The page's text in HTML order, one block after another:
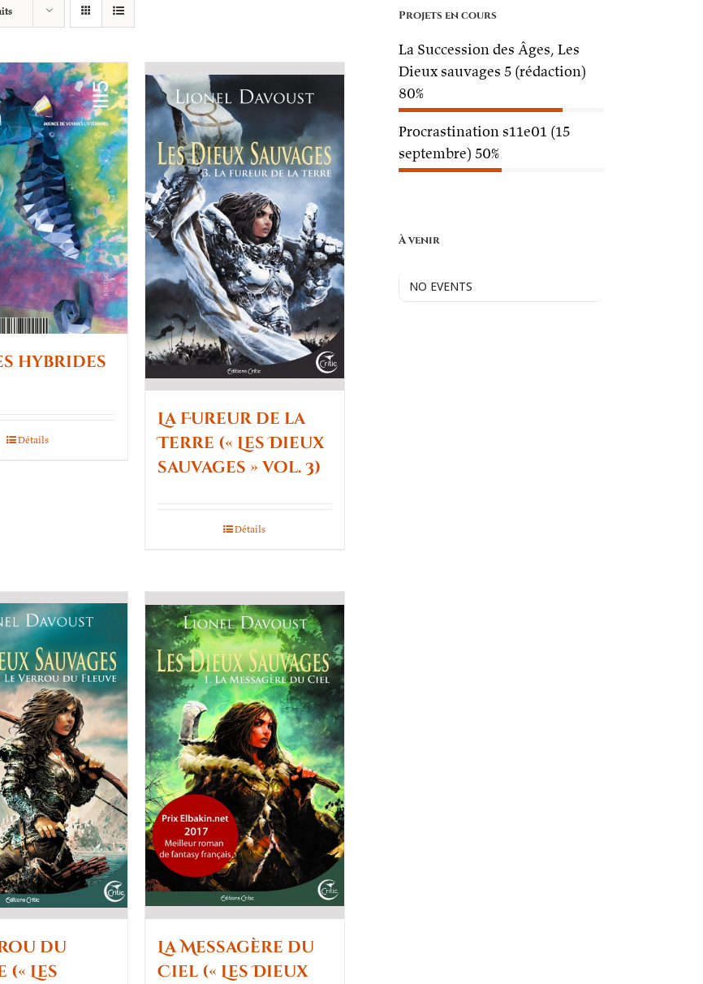
hybrides
Détails
La Fureur de la
Terre (« Les Dieux
sauvages » vol. 3)
Détails
du
Les
La Messagère du
Ciel (« Les Dieux
Projets en cours
La Succession des Âges, Les
Dieux sauvages 5 (rédaction)
80%
Procrastination s11e01 (15
septembre) 50%
À venir
NO EVENTS